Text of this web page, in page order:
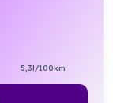
5,3l/100km